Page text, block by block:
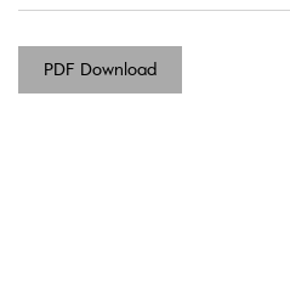
PDF Download